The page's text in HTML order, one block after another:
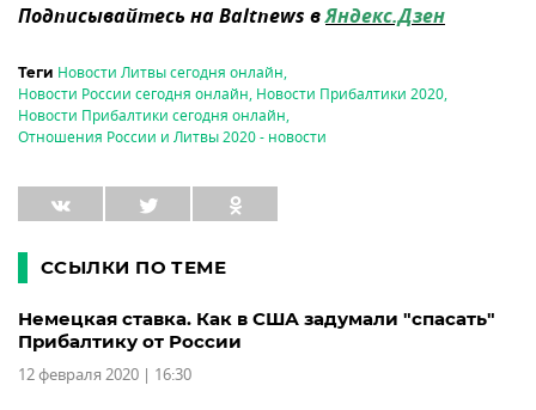
Подписывайтесь на Baltnews вЯндекс.Дзен
Теги Новости Литвы сегодня онлайн,
Новости России сегодня онлайн, Новости Прибалтики 2020,
Новости Прибалтики сегодня онлайн,
Отношения России и Литвы 2020 - новости
ССЫЛКИ ПО ТЕМЕ
Немецкая ставка. Как в США задумали "спасать"
Прибалтику от России
12 февраля 2020 | 16:30